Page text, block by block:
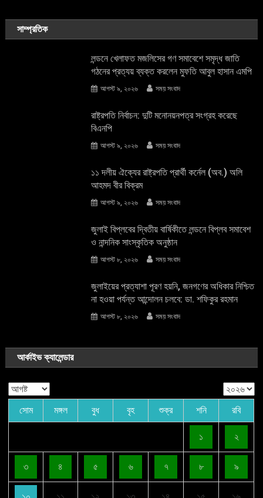
সাম্প্রতিক
লন্ডনে খেলাফত মজলিসের গণ সমাবেশে সমৃদ্ধ জাতি
গঠনের প্রত্যয় ব্যক্ত করলেন মুফতি আবুল হাসান এমপি
আগস্ট ৯, ২০২৬ সময় সংবাদ
রাষ্ট্রপতি নির্বাচন: দুটি মনোনয়নপত্র সংগ্রহ করেছে
বিএনপি
আগস্ট ৯, ২০২৬ সময় সংবাদ
১১ দলীয় ঐক্যের রাষ্ট্রপতি প্রার্থী কর্নেল (অব.) অলি
আহমদ বীর বিক্রম
আগস্ট ৯, ২০২৬ সময় সংবাদ
জুলাই বিপ্লবের দ্বিতীয় বার্ষিকীতে লন্ডনে বিপ্লব সমাবেশ
ও নান্দনিক সাংস্কৃতিক অনুষ্ঠান
আগস্ট ৮, ২০২৬ সময় সংবাদ
জুলাইয়ের প্রত্যাশা পূরণ হয়নি, জনগণের অধিকার নিশ্চিত
না হওয়া পর্যন্ত আন্দোলন চলবে: ডা. শফিকুর রহমান
আগস্ট ৮, ২০২৬ সময় সংবাদ
আর্কাইভ ক্যালেন্ডার
সোম মঙ্গল বুধ বৃহ শুক্র শনি রবি
১ ২
৩ ৪ ৫ ৬ ৭ ৮ ৯